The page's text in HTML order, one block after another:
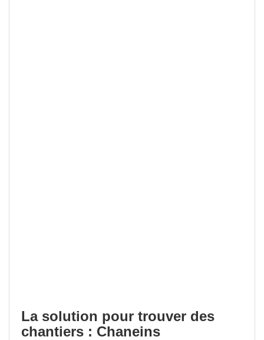
La solution pour trouver des
chantiers : Chaneins